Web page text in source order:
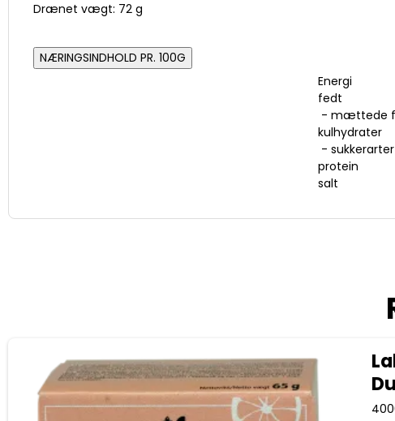
Drænet vægt: 72 g
NÆRINGSINDHOLD PR. 100G
Energi
fedt
- mættede
kulhydrater
- sukkerarter
protein
salt